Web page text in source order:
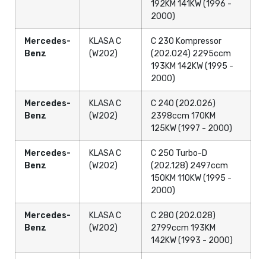
192KM 141KW (1996 -
2000)
Mercedes-
Benz
KLASA C
(W202)
C 230 Kompressor
(202.024) 2295ccm
193KM 142KW (1995 -
2000)
Mercedes-
Benz
KLASA C
(W202)
C 240 (202.026)
2398ccm 170KM
125KW (1997 - 2000)
Mercedes-
Benz
KLASA C
(W202)
C 250 Turbo-D
(202.128) 2497ccm
150KM 110KW (1995 -
2000)
Mercedes-
Benz
KLASA C
(W202)
C 280 (202.028)
2799ccm 193KM
142KW (1993 - 2000)